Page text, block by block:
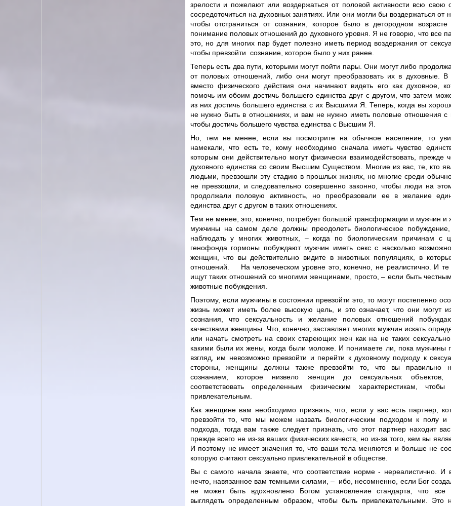
зрелости и пожелают или воздержаться от половой активности всю свою
сосредоточиться на духовных занятиях. Или они могли бы воздержаться от
чтобы отстраниться от сознания, которое было в детородном
понимание половых отношений до духовного уровня. Я не говорю, что все
это, но для многих пар будет полезно иметь период воздержания от
чтобы превзойти сознание, которое было у них ранее.
Теперь есть два пути, которыми могут пойти пары. Они могут либо
от половых отношений, либо они могут преобразовать их в духовные. В
вместо физического действия они начинают видеть его как духовное,
помочь им обоим достичь большего единства друг с другом, что затем
из них достичь большего единства с их Высшими Я. Теперь, когда вы
не нужно быть в отношениях, и вам не нужно иметь половые отношения
чтобы достичь большего чувства единства с Высшим Я.
Но, тем не менее, если вы посмотрите на обычное население, то
намекали, что есть те, кому необходимо сначала иметь чувство
которым они действительно могут физически взаимодействовать, прежде
духовного единства со своим Высшим Существом. Многие из вас, те, кто
людьми, превзошли эту стадию в прошлых жизнях, но многие среди
не превзошли, и следовательно совершенно законно, чтобы люди на
продолжали половую активность, но преобразовали ее в желание
единства друг с другом в таких отношениях.
Тем не менее, это, конечно, потребует большой трансформации и мужчин и
мужчины на самом деле должны преодолеть биологическое
наблюдать у многих животных, – когда по биологическим причинам с
генофонда гормоны побуждают мужчин иметь секс с насколько
женщин, что вы действительно видите в животных популяциях, в
отношений. На человеческом уровне это, конечно, не реалистично. И
ищут таких отношений со многими женщинами, просто, – если быть
животные побуждения.
Поэтому, если мужчины в состоянии превзойти это, то могут постепенно
жизнь может иметь более высокую цель, и это означает, что они могут
сознания, что сексуальность и желание половых отношений
качествами женщины. Что, конечно, заставляет многих мужчин искать
или начать смотреть на своих стареющих жен как на не таких
какими были их жены, когда были моложе. И понимаете ли, пока мужчины
взгляд, им невозможно превзойти и перейти к духовному подходу к
стороны, женщины должны также превзойти то, что вы правильно
сознанием, которое низвело женщин до сексуальных объектов,
соответствовать определенным физическим характеристикам,
привлекательным.
Как женщине вам необходимо признать, что, если у вас есть партнер,
превзойти то, что мы можем назвать биологическим подходом к полу и
подхода, тогда вам также следует признать, что этот партнер находит
прежде всего не из-за ваших физических качеств, но из-за того, кем вы
И поэтому не имеет значения то, что ваши тела меняются и больше не
которую считают сексуально привлекательной в обществе.
Вы с самого начала знаете, что соответствие норме - нереалистично. И
нечто, навязанное вам темными силами, – ибо, несомненно, если Бог
не может быть вдохновлено Богом установление стандарта, что
выглядеть определенным образом, чтобы быть привлекательными. Это